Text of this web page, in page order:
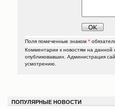
Поля помеченные знаком *
Комментарии к новостям на данной
опубликовавших. Администрация
усмотрению.
ПОПУЛЯРНЫЕ НОВОСТИ